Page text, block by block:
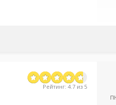
Рейтинг: 4.7 из 5